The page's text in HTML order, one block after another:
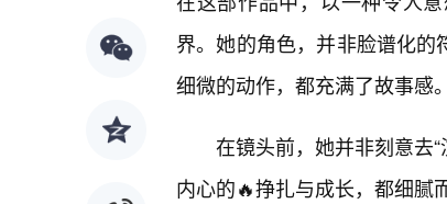
界。她的角色，并非脸谱化
细微的动作，都充满了故事感。
在镜头前，她并非刻意去“
内心的🔥挣扎与成长，都细腻